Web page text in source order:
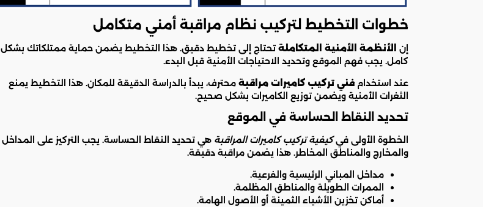
خطوات التخطيط لتركيب نظام مراقبة أمني متكامل
إن الأنظمة الأمنية المتكاملة تحتاج إلى تخطيط دقيق. هذا التخطيط يضمن حماية ممتلكاتك بشكل
كامل. يجب فهم الموقع وتحديد الاحتياجات الأمنية قبل البدء.
عند استخدام فني تركيب كاميرات مراقبة محترف، يبدأ بالدراسة الدقيقة للمكان. هذا التخطيط يمنع
الثغرات الأمنية ويضمن توزيع الكاميرات بشكل صحيح.
تحديد النقاط الحساسة في الموقع
الخطوة الأولى فيكيفية تركيب كاميرات المراقبة هي تحديد النقاط الحساسة. يجب التركيز على المداخل
والمخارج والمناطق المخاطر. هذا يضمن مراقبة دقيقة.
مداخل المباني الرئيسية والفرعية.
الممرات الطويلة والمناطق المظلمة.
أماكن تخزين الأشياء الثمينة أو الأصول الهامة.